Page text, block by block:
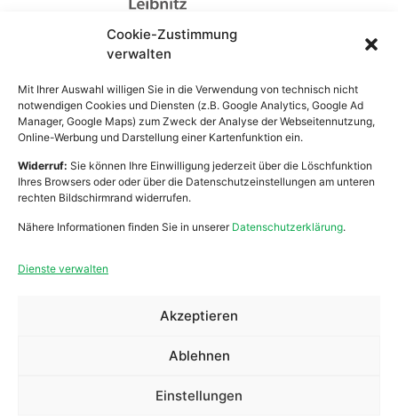
Cookie-Zustimmung
verwalten
Mit Ihrer Auswahl willigen Sie in die Verwendung von technisch nicht
notwendigen Cookies und Diensten (z.B. Google Analytics, Google Ad
Manager, Google Maps) zum Zweck der Analyse der Webseitennutzung,
Online-Werbung und Darstellung einer Kartenfunktion ein.
Widerruf: Sie können Ihre Einwilligung jederzeit über die Löschfunktion
Ihres Browsers oder oder über die Datenschutzeinstellungen am unteren
rechten Bildschirmrand widerrufen.
Nähere Informationen finden Sie in unserer Datenschutzerklärung.
Dienste verwalten
Akzeptieren
Ablehnen
Einstellungen
Lebenshilfe Leibnitz
Zentrale Verwaltung
8430 Leibnitz
Arbeiten
Praktikum
Kontakt
Datenschutz